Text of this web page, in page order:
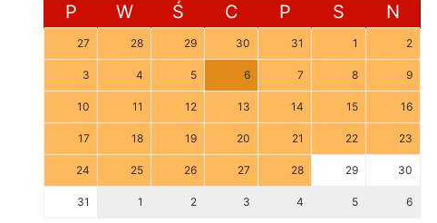
P W Ś C P S N
27 28 29 30 31 1 2
3 4 5 6 7 8 9
10 11 12 13 14 15 16
17 18 19 20 21 22 23
24 25 26 27 28 29 30
31 1 2 3 4 5 6